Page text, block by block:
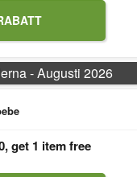
- Augusti 2026
get 1 item free